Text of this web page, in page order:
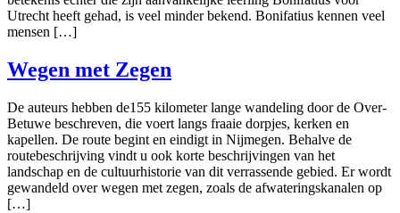
Utrecht heeft gehad, is veel minder bekend. Bonifatius kennen veel
mensen […]
Wegen met Zegen
De auteurs hebben de155 kilometer lange wandeling door de Over-
Betuwe beschreven, die voert langs fraaie dorpjes, kerken en
kapellen. De route begint en eindigt in Nijmegen. Behalve de
routebeschrijving vindt u ook korte beschrijvingen van het
landschap en de cultuurhistorie van dit verrassende gebied. Er wordt
gewandeld over wegen met zegen, zoals de afwateringskanalen op
[…]